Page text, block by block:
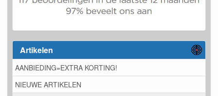
Artikelen
AANBIEDING=EXTRA KORTING!
NIEUWE ARTIKELEN